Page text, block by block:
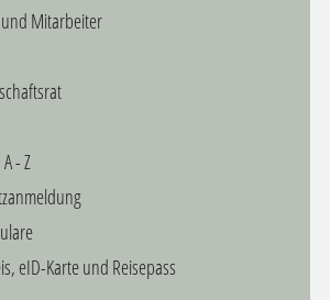
Mitarbeiter
- Z
eID-Karte und Reisepass